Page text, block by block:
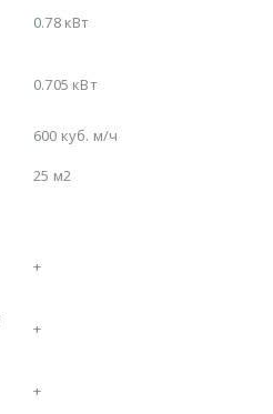
0.78 кВт
0.705 кВт
600 куб. м/ч
25 м2
+
+
+